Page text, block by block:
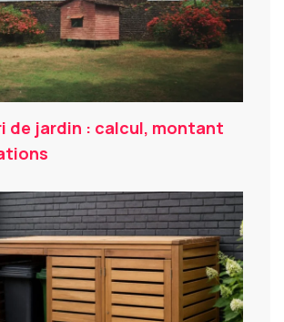
de jardin : calcul, montant